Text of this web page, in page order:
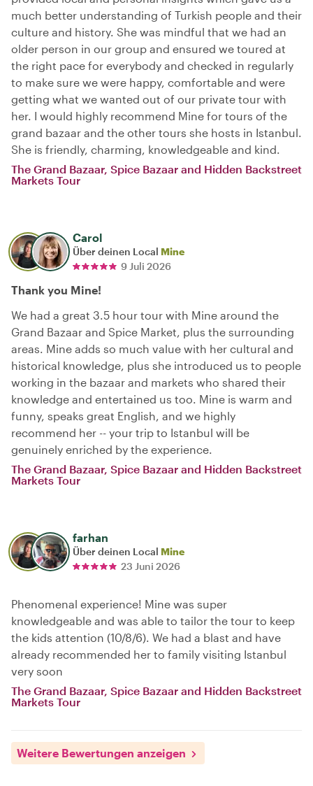
much better understanding of Turkish people and their
culture and history. She was mindful that we had an
older person in our group and ensured we toured at
the right pace for everybody and checked in regularly
to make sure we were happy, comfortable and were
getting what we wanted out of our private tour with
her. I would highly recommend Mine for tours of the
grand bazaar and the other tours she hosts in Istanbul.
She is friendly, charming, knowledgeable and kind.
The Grand Bazaar, Spice Bazaar and Hidden Backstreet
Markets Tour
Carol
Über deinen Local Mine
9 Juli 2026
Thank you Mine!
We had a great 3.5 hour tour with Mine around the
Grand Bazaar and Spice Market, plus the surrounding
areas. Mine adds so much value with her cultural and
historical knowledge, plus she introduced us to people
working in the bazaar and markets who shared their
knowledge and entertained us too. Mine is warm and
funny, speaks great English, and we highly
recommend her -- your trip to Istanbul will be
genuinely enriched by the experience.
The Grand Bazaar, Spice Bazaar and Hidden Backstreet
Markets Tour
farhan
Über deinen Local Mine
23 Juni 2026
Phenomenal experience! Mine was super
knowledgeable and was able to tailor the tour to keep
the kids attention (10/8/6). We had a blast and have
already recommended her to family visiting Istanbul
very soon
The Grand Bazaar, Spice Bazaar and Hidden Backstreet
Markets Tour
Weitere Bewertungen anzeigen